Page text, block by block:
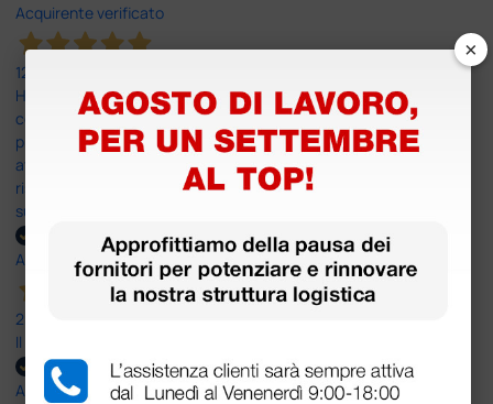
Acquirente verificato
12 Giugno 2026
Ho avuto un problema con la consegna, il pacco non è stato
consegnato ma messo in giacenza. Il problema è stato
prontamente risolto dal servizio clienti. Altro problema il codice di
attivazione del software per il PC non corretto e anche questo
risolto in modo rapido professionale e immediato. Assistenza
super disponibile e professionale più che 5 stelle
Acquirente verificato
25 Maggio 2026
Il servizio e’ risultato buono, anche i tempi di consegna
Acquirente verificato
×